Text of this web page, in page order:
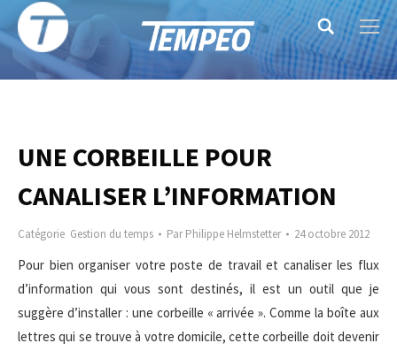
Search:
UNE CORBEILLE POUR
CANALISER L’INFORMATION
Catégorie Gestion du temps ParPhilippe Helmstetter 24 octobre 2012
Pour bien organiser votre poste de travail et canaliser les flux
d’information qui vous sont destinés, il est un outil que je
suggère d’installer : une corbeille « arrivée ». Comme la boîte aux
lettres qui se trouve à votre domicile, cette corbeille doit devenir